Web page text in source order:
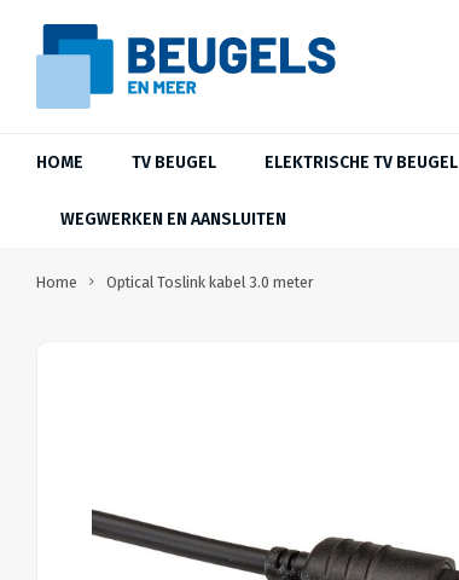
HOME TV BEUGEL ELEKTRISCHE TV BEUGEL
WEGWERKEN EN AANSLUITEN
Home Optical Toslink kabel 3.0 meter